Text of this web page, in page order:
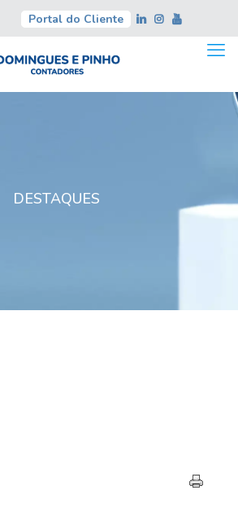
Portal do Cliente
DESTAQUES